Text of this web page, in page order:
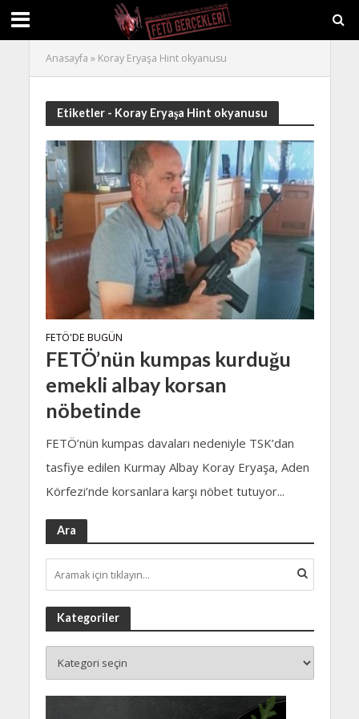
Anasayfa » Koray Eryaşa Hint okyanusu
Etiketler - Koray Eryaşa Hint okyanusu
FETÖ'DE BUGÜN
FETÖ’nün kumpas kurduğu
emekli albay korsan
nöbetinde
FETÖ’nün kumpas davaları nedeniyle TSK’dan
tasfiye edilen Kurmay Albay Koray Eryaşa, Aden
Körfezi’nde korsanlara karşı nöbet tutuyor...
Ara
Kategoriler